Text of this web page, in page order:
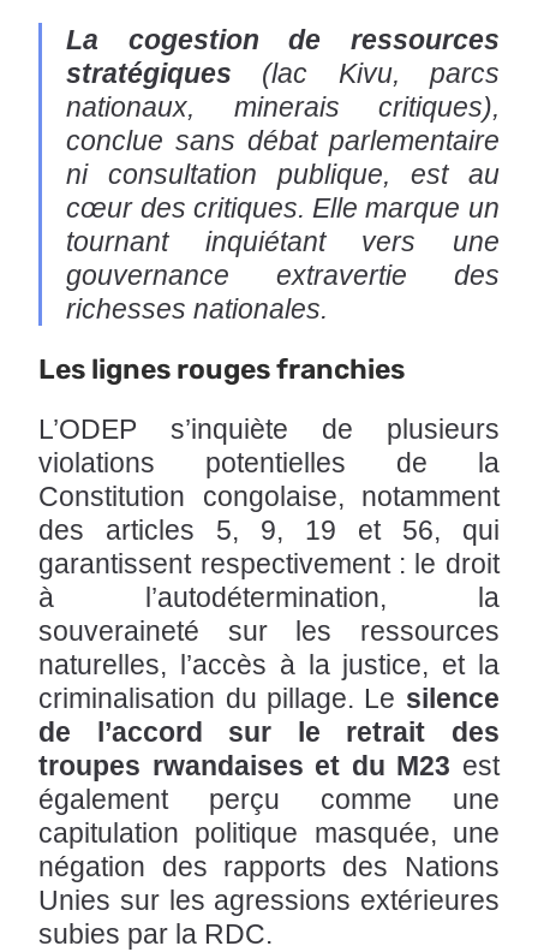
La cogestion de ressources
stratégiques (lac Kivu, parcs
nationaux, minerais critiques),
conclue sans débat parlementaire
ni consultation publique, est au
cœur des critiques. Elle marque un
tournant inquiétant vers une
gouvernance extravertie des
richesses nationales.
Les lignes rouges franchies
L’ODEP s’inquiète de plusieurs
violations potentielles de la
Constitution congolaise, notamment
des articles 5, 9, 19 et 56, qui
garantissent respectivement : le droit
à l’autodétermination, la
souveraineté sur les ressources
naturelles, l’accès à la justice, et la
criminalisation du pillage. Le silence
de l’accord sur le retrait des
troupes rwandaises et du M23 est
également perçu comme une
capitulation politique masquée, une
négation des rapports des Nations
Unies sur les agressions extérieures
subies par la RDC.